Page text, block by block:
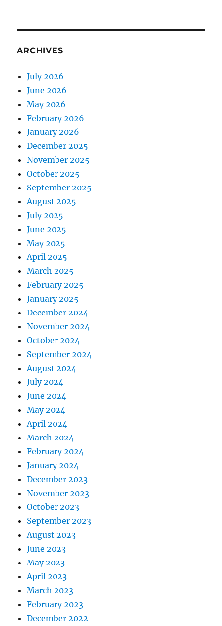
ARCHIVES
July 2026
June 2026
May 2026
February 2026
January 2026
December 2025
November 2025
October 2025
September 2025
August 2025
July 2025
June 2025
May 2025
April 2025
March 2025
February 2025
January 2025
December 2024
November 2024
October 2024
September 2024
August 2024
July 2024
June 2024
May 2024
April 2024
March 2024
February 2024
January 2024
December 2023
November 2023
October 2023
September 2023
August 2023
June 2023
May 2023
April 2023
March 2023
February 2023
December 2022